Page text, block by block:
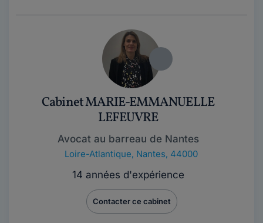
Cabinet MARIE-EMMANUELLE
LEFEUVRE
Avocat au barreau de Nantes
Loire-Atlantique, Nantes, 44000
14 années d'expérience
Contacter ce cabinet